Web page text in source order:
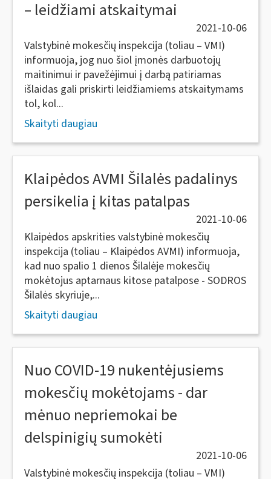
– leidžiami atskaitymai
2021-10-06
Valstybinė mokesčių inspekcija (toliau – VMI)
informuoja, jog nuo šiol įmonės darbuotojų
maitinimui ir pavežėjimui į darbą patiriamas
išlaidas gali priskirti leidžiamiems atskaitymams
tol, kol...
Skaityti daugiau
Klaipėdos AVMI Šilalės padalinys
persikelia į kitas patalpas
2021-10-06
Klaipėdos apskrities valstybinė mokesčių
inspekcija (toliau – Klaipėdos AVMI) informuoja,
kad nuo spalio 1 dienos Šilalėje mokesčių
mokėtojus aptarnaus kitose patalpose - SODROS
Šilalės skyriuje,...
Skaityti daugiau
Nuo COVID-19 nukentėjusiems
mokesčių mokėtojams - dar
mėnuo nepriemokai be
delspinigių sumokėti
2021-10-06
Valstybinė mokesčių inspekcija (toliau – VMI)